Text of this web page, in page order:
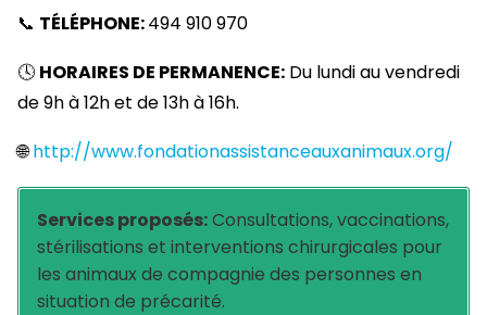
📞 TÉLÉPHONE:494 910 970
🕓 HORAIRES DE PERMANENCE: Du lundi au vendredi
de 9h à 12h et de 13h à 16h.
🌐http://www.fondationassistanceauxanimaux.org/
Services proposés:Consultations, vaccinations,
stérilisations et interventions chirurgicales pour
les animaux de compagnie des personnes en
situation de précarité.